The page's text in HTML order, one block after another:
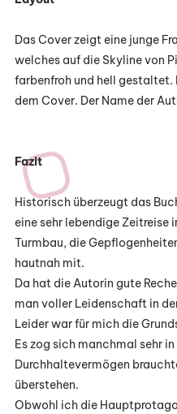
Das Cover zeigt eine junge
welches auf die Skyline von
farbenfroh und hell
dem Cover. Der Name der
Fazit
Historisch überzeugt das
eine sehr lebendige Zeitreise
Turmbau, die
hautnah mit.
Da hat die Autorin gute
man voller Leidenschaft in
Leider war für mich die
Es zog sich manchmal sehr
Durchhaltevermögen
überstehen.
Obwohl ich die